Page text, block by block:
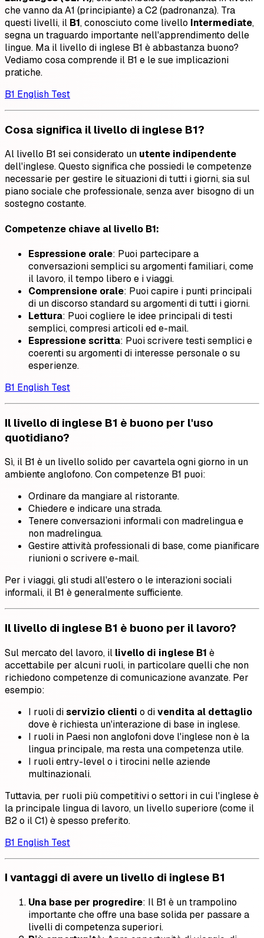
che vanno da A1 (principiante) a C2 (padronanza). Tra
questi livelli, il B1, conosciuto come livello Intermediate,
segna un traguardo importante nell'apprendimento delle
lingue. Ma il livello di inglese B1 è abbastanza buono?
Vediamo cosa comprende il B1 e le sue implicazioni
pratiche.
B1 English Test
Cosa significa il livello di inglese B1?
Al livello B1 sei considerato un utente indipendente
dell'inglese. Questo significa che possiedi le competenze
necessarie per gestire le situazioni di tutti i giorni, sia sul
piano sociale che professionale, senza aver bisogno di un
sostegno costante.
Competenze chiave al livello B1:
Espressione orale: Puoi partecipare a
conversazioni semplici su argomenti familiari, come
il lavoro, il tempo libero e i viaggi.
Comprensione orale: Puoi capire i punti principali
di un discorso standard su argomenti di tutti i giorni.
Lettura: Puoi cogliere le idee principali di testi
semplici, compresi articoli ed e-mail.
Espressione scritta: Puoi scrivere testi semplici e
coerenti su argomenti di interesse personale o su
esperienze.
B1 English Test
Il livello di inglese B1 è buono per l'uso
quotidiano?
Sì, il B1 è un livello solido per cavartela ogni giorno in un
ambiente anglofono. Con competenze B1 puoi:
Ordinare da mangiare al ristorante.
Chiedere e indicare una strada.
Tenere conversazioni informali con madrelingua e
non madrelingua.
Gestire attività professionali di base, come pianificare
riunioni o scrivere e-mail.
Per i viaggi, gli studi all'estero o le interazioni sociali
informali, il B1 è generalmente sufficiente.
Il livello di inglese B1 è buono per il lavoro?
Sul mercato del lavoro, il livello di inglese B1 è
accettabile per alcuni ruoli, in particolare quelli che non
richiedono competenze di comunicazione avanzate. Per
esempio:
I ruoli diservizio clienti o divendita al dettaglio
dove è richiesta un'interazione di base in inglese.
I ruoli in Paesi non anglofoni dove l'inglese non è la
lingua principale, ma resta una competenza utile.
I ruoli entry-level o i tirocini nelle aziende
multinazionali.
Tuttavia, per ruoli più competitivi o settori in cui l'inglese è
la principale lingua di lavoro, un livello superiore (come il
B2 o il C1) è spesso preferito.
B1 English Test
I vantaggi di avere un livello di inglese B1
Una base per progredire: Il B1 è un trampolino
importante che offre una base solida per passare a
livelli di competenza superiori.